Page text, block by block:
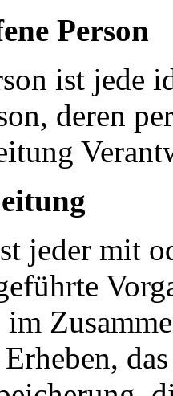
Person
ist jede
deren
jeder mit